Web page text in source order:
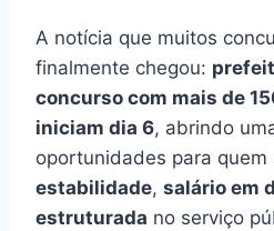
A notícia que muitos
finalmente chegou:
concurso com mais de
iniciam dia 6, abrindo
oportunidades para quem
estabilidade, salário em
estruturada no serviço